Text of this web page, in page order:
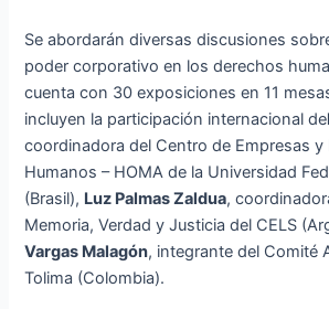
Se abordarán diversas discusiones
poder corporativo en los derechos
cuenta con 30 exposiciones en 11
incluyen la participación internacional de
coordinadora del Centro de Empresas y
Humanos – HOMA de la Universidad
(Brasil), Luz Palmas Zaldua,
Memoria, Verdad y Justicia del CELS
Vargas Malagón, integrante del Comité
Tolima (Colombia).